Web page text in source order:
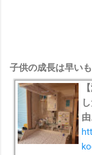
子供の成長は早い
由